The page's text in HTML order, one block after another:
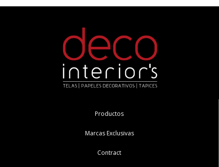
Productos
Marcas Exclusivas
Contract